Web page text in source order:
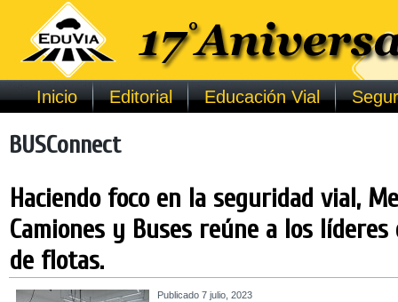
Inicio Editorial Educación Vial
BUSConnect
Haciendo foco en la seguridad vial,
Camiones y Buses reúne a los
de flotas.
Publicado 7 julio, 2023